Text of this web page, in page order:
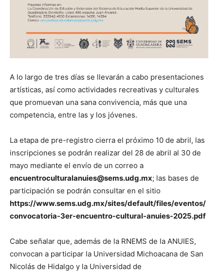
A lo largo de tres días se llevarán a cabo presentaciones
artísticas, así como actividades recreativas y culturales
que promuevan una sana convivencia, más que una
competencia, entre las y los jóvenes.
La etapa de pre-registro cierra el próximo 10 de abril, las
inscripciones se podrán realizar del 28 de abril al 30 de
mayo mediante el envío de un correo a
encuentroculturalanuies@sems.udg.mx; las bases de
participación se podrán consultar en el sitio
https://www.sems.udg.mx/sites/default/files/eventos/
convocatoria-3er-encuentro-cultural-anuies-2025.pdf
Cabe señalar que, además de la RNEMS de la ANUIES,
convocan a participar la Universidad Michoacana de San
Nicolás de Hidalgo y la Universidad de